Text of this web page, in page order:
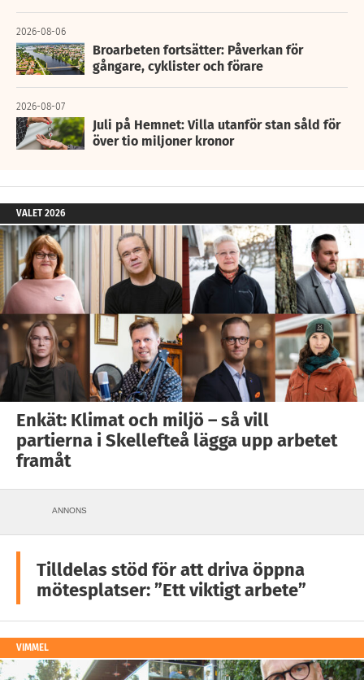
2026-08-06
Broarbeten fortsätter: Påverkan för
gångare, cyklister och förare
2026-08-07
Juli på Hemnet: Villa utanför stan såld för
över tio miljoner kronor
VALET 2026
Enkät: Klimat och miljö – så vill
partierna i Skellefteå lägga upp arbetet
framåt
ANNONS
Tilldelas stöd för att driva öppna
mötesplatser: ”Ett viktigt arbete”
VIMMEL